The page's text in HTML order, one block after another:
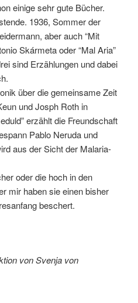
einige sehr gute Bücher.
1936, Sommer der
aber auch “Mit
Skármeta oder “Mal Aria”
sind Erzählungen und dabei
über die gemeinsame Zeit
und Josph Roth in
erzählt die Freundschaft
Pablo Neruda und
aus der Sicht der Malaria-
oder die hoch in den
mir haben sie einen bisher
beschert.
von Svenja von